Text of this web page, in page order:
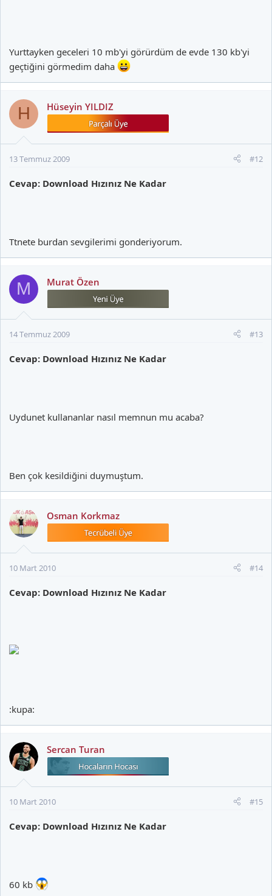
Yurttayken geceleri 10 mb'yi görürdüm de evde 130 kb'yi
geçtiğini görmedim daha
H Hüseyin YILDIZ
13 Temmuz 2009 #12
Cevap: Download Hızınız Ne Kadar
Ttnete burdan sevgilerimi gonderiyorum.
M Murat Özen
14 Temmuz 2009 #13
Cevap: Download Hızınız Ne Kadar
Uydunet kullananlar nasıl memnun mu acaba?
Ben çok kesildiğini duymuştum.
Osman Korkmaz
10 Mart 2010 #14
Cevap: Download Hızınız Ne Kadar
:kupa:
Sercan Turan
10 Mart 2010 #15
Cevap: Download Hızınız Ne Kadar
60 kb